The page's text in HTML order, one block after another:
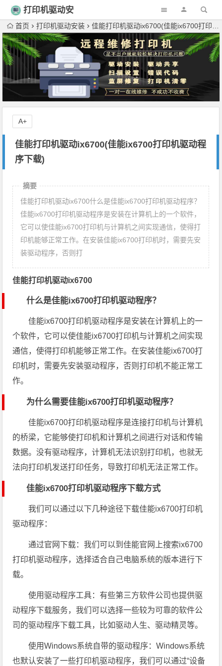
打印机驱动安
装首页 打印机驱动安装 佳能打印机驱动ix6700(佳能ix6700打印机驱动程序下载)
佳能打印机驱动ix6700(佳能ix6700打印机驱动程
序下载)
A+
摘要
佳能打印机驱动ix6700什么是佳能ix6700打印机驱动程序？
佳能ix6700打印机驱动程序是安装在计算机上的一个软件，
它可以使佳能ix6700打印机与计算机之间实现通信，使得打
印机能够正常工作。在安装佳能ix6700打印机时，需要先安
装驱动程序，否则打
佳能打印机驱动ix6700
什么是佳能ix6700打印机驱动程序？
佳能ix6700打印机驱动程序是安装在计算机上的一
个软件，它可以使佳能ix6700打印机与计算机之间实现
通信，使得打印机能够正常工作。在安装佳能ix6700打
印机时，需要先安装驱动程序，否则打印机不能正常工
作。
为什么需要佳能ix6700打印机驱动程序？
佳能ix6700打印机驱动程序是连接打印机与计算机
的桥梁，它能够使打印机和计算机之间进行对话和传输
数据。没有驱动程序，计算机无法识别打印机，也就无
法向打印机发送打印任务，导致打印机无法正常工作。
佳能ix6700打印机驱动程序下载方式
我们可以通过以下几种途径下载佳能ix6700打印机
驱动程序：
通过官网下载：我们可以到佳能官网上搜索ix6700
打印机驱动程序，选择适合自己电脑系统的版本进行下
载。
使用驱动程序工具：有些第三方软件公司也提供驱
动程序下载服务，我们可以选择一些较为可靠的软件公
司的驱动程序下载工具，比如驱动人生、驱动精灵等。
使用Windows系统自带的驱动程序：Windows系统
也默认安装了一些打印机驱动程序，我们可以通过“设备